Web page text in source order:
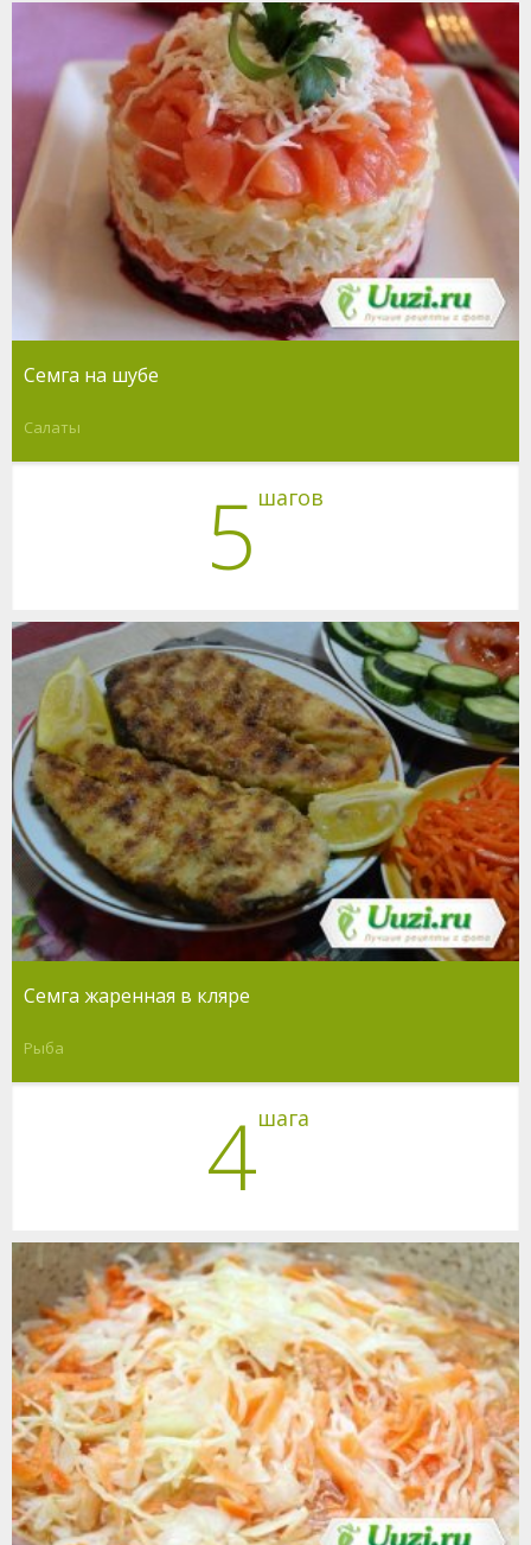
Семга на шубе
Салаты
5 шагов
Семга жаренная в кляре
Рыба
4шага